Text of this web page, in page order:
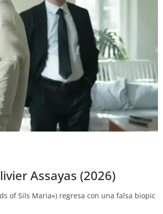
Assayas (2026)
of Sils Maria») regresa con una falsa biopic